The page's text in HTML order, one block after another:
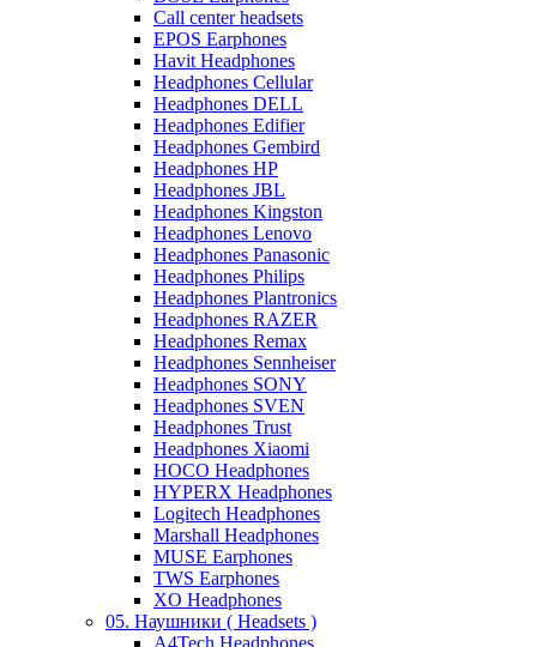
Call center headsets
EPOS Earphones
Havit Headphones
Headphones Cellular
Headphones DELL
Headphones Edifier
Headphones Gembird
Headphones HP
Headphones JBL
Headphones Kingston
Headphones Lenovo
Headphones Panasonic
Headphones Philips
Headphones Plantronics
Headphones RAZER
Headphones Remax
Headphones Sennheiser
Headphones SONY
Headphones SVEN
Headphones Trust
Headphones Xiaomi
HOCO Headphones
HYPERX Headphones
Logitech Headphones
Marshall Headphones
MUSE Earphones
TWS Earphones
XO Headphones
05. Наушники ( Headsets )
A4Tech Headphones